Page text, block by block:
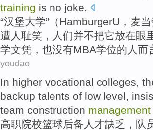
training is no joke.
“汉堡大学”（HamburgerU ， 麦
遭 人 耻笑，人们并不把它放在眼
学文凭，也没有MBA学位的人而
youdao
In higher vocational colleges
backup talents of low level
team construction management
高职院校篮球后备 人才缺乏 ， 队